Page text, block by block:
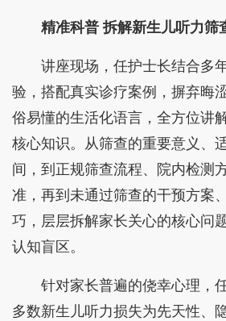
精准科普 拆解新生儿听力筛
讲座现场，任护士长结合多
验，搭配真实诊疗案例，摒弃晦
俗易懂的生活化语言，全方位讲
核心知识。从筛查的重要意义、
间，到正规筛查流程、院内检测
准，再到未通过筛查的干预方案
巧，层层拆解家长关心的核心问
认知盲区。
针对家长普遍的侥幸心理，
多数新生儿听力损失为先天性、